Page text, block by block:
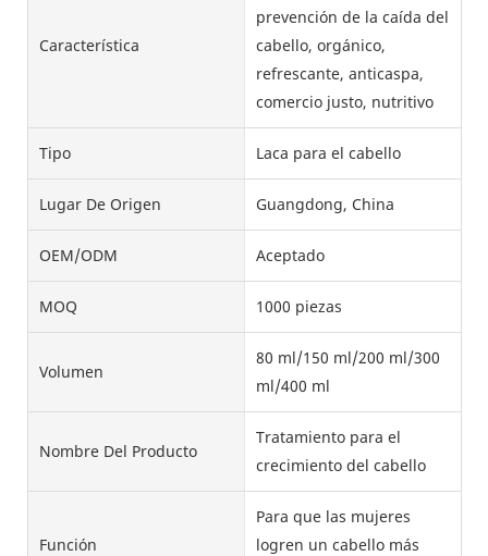
Característica
prevención de la caída del
cabello, orgánico,
refrescante, anticaspa,
comercio justo, nutritivo
Tipo Laca para el cabello
Lugar De Origen Guangdong, China
OEM/ODM Aceptado
MOQ 1000 piezas
Volumen
80 ml/150 ml/200 ml/300
ml/400 ml
Nombre Del Producto
Tratamiento para el
crecimiento del cabello
Función
Para que las mujeres
logren un cabello más